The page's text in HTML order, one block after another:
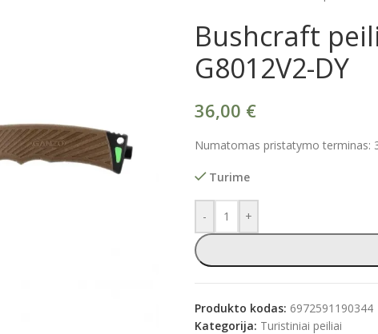
Bushcraft
G8012V2-DY
36,00 €
Numatomas pristatymo terminas:
Turime
- +
Produkto kodas: 6972591190344
Kategorija: Turistiniai peiliai